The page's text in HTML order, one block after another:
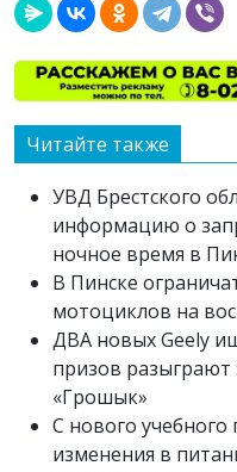
Читайте также
УВД Брестского
информацию о
ночное время в
В Пинске
мотоциклов на
ДВА новых Geely
призов разыграют
«Грошык»
С нового
изменения в